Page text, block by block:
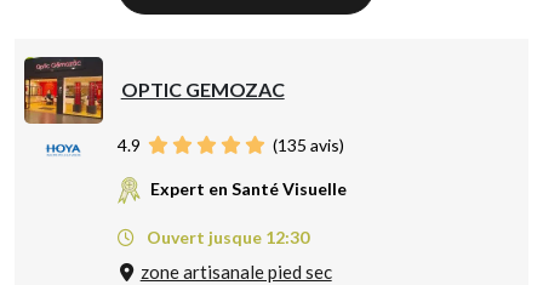
OPTIC GEMOZAC
4.9 (135 avis)
Expert en Santé Visuelle
Ouvert jusque 12:30
zone artisanale pied sec